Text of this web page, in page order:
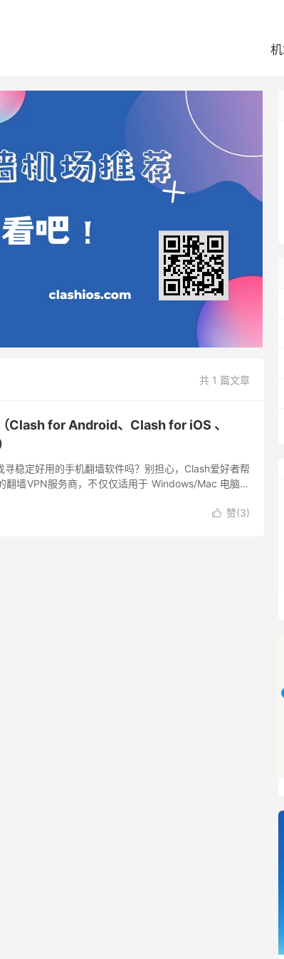
共 1 篇文章
Clash for Android、Clash for iOS 、
寻稳定好用的手机翻墙软件吗？别担心，Clash爱好者帮
翻墙VPN服务商，不仅仅适用于 Windows/Mac 电脑平
 赞(3)